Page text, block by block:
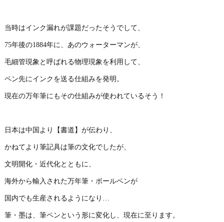
当時はインク漏れが課題だったそうでして、
75年後の1884年に、あのウォーターマンが、
毛細管現象と呼ばれる物理現象を利用して、
ペン先にインクを送る仕組みを発明。
現在の万年筆にもその仕組みが使われているそう！
日本は中国より【書道】が伝わり、
かねてより筆記具は筆の文化でしたが、
文明開化・近代化とともに、
海外から輸入された万年筆・ボールペンが
国内でも生産されるようになり…
筆・墨は、筆ペンという形に変化し、現在に至ります。